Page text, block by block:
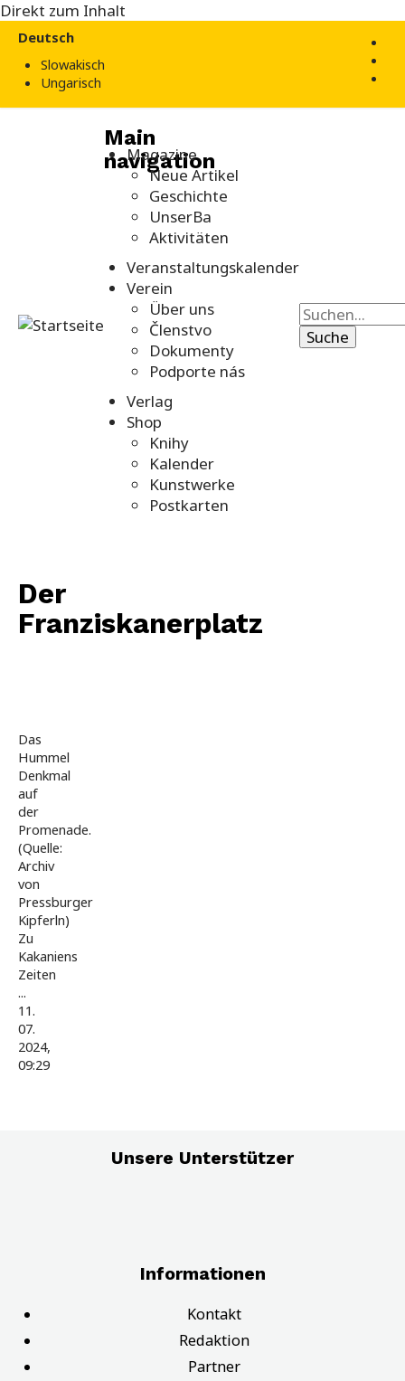
Direkt zum Inhalt
Deutsch
Slowakisch
Ungarisch
Main
navigation
Magazine
Neue Artikel
Geschichte
UnserBa
Aktivitäten
Veranstaltungskalender
Verein
Über uns
Členstvo
Dokumenty
Podporte nás
Verlag
Shop
Knihy
Kalender
Kunstwerke
Postkarten
Der
Franziskanerplatz
von
Josef
Wallner.
Teil
11:
Vom
Hummel
zu
den
Franziskanern
Das
Hummel
Denkmal
auf
der
Promenade.
(Quelle:
Archiv
von
Pressburger
Kipferln)
Zu
Kakaniens
Zeiten
...
11.
07.
2024,
09:29
Unsere Unterstützer
Informationen
Kontakt
Redaktion
Partner